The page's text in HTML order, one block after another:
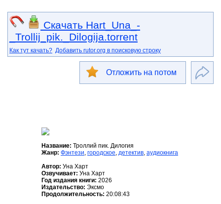
Скачать Hart_Una_-
_Trollij_pik._Dilogija.torrent
Как тут качать? Добавить rutor.org в поисковую строку
Отложить на потом
Название: Троллий пик. Дилогия
Жанр: Фэнтези, городское, детектив, аудиокнига
Автор: Уна Харт
Озвучивает: Уна Харт
Год издания книги: 2026
Издательство: Эксмо
Продолжительность: 20:08:43